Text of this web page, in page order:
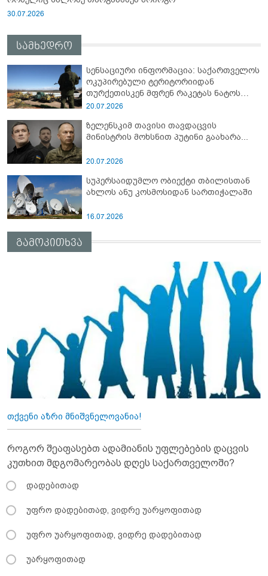
30.07.2026
სამხედრო
სენსაციური ინფორმაცია: საქართველოს
ოკუპირებული ტერიტორიიდან
თურქეთისკენ მფრენ რაკეტას ნატოს
სამიტი კინაღამ ჩაუშლია
20.07.2026
ზელენსკიმ თავისი თავდაცვის
მინისტრის მოხსნით პუტინი გაახარა...
20.07.2026
სუპერსაიდუმლო ობიექტი თბილისთან
ახლოს ანუ კოსმოსიდან სართიჭალაში
16.07.2026
გამოკითხვა
თქვენი აზრი მნიშვნელოვანია!
როგორ შეაფასებთ ადამიანის უფლებების დაცვის
კუთხით მდგომარეობას დღეს საქართველოში?
დადებითად
უფრო დადებითად, ვიდრე უარყოფითად
უფრო უარყოფითად, ვიდრე დადებითად
უარყოფითად